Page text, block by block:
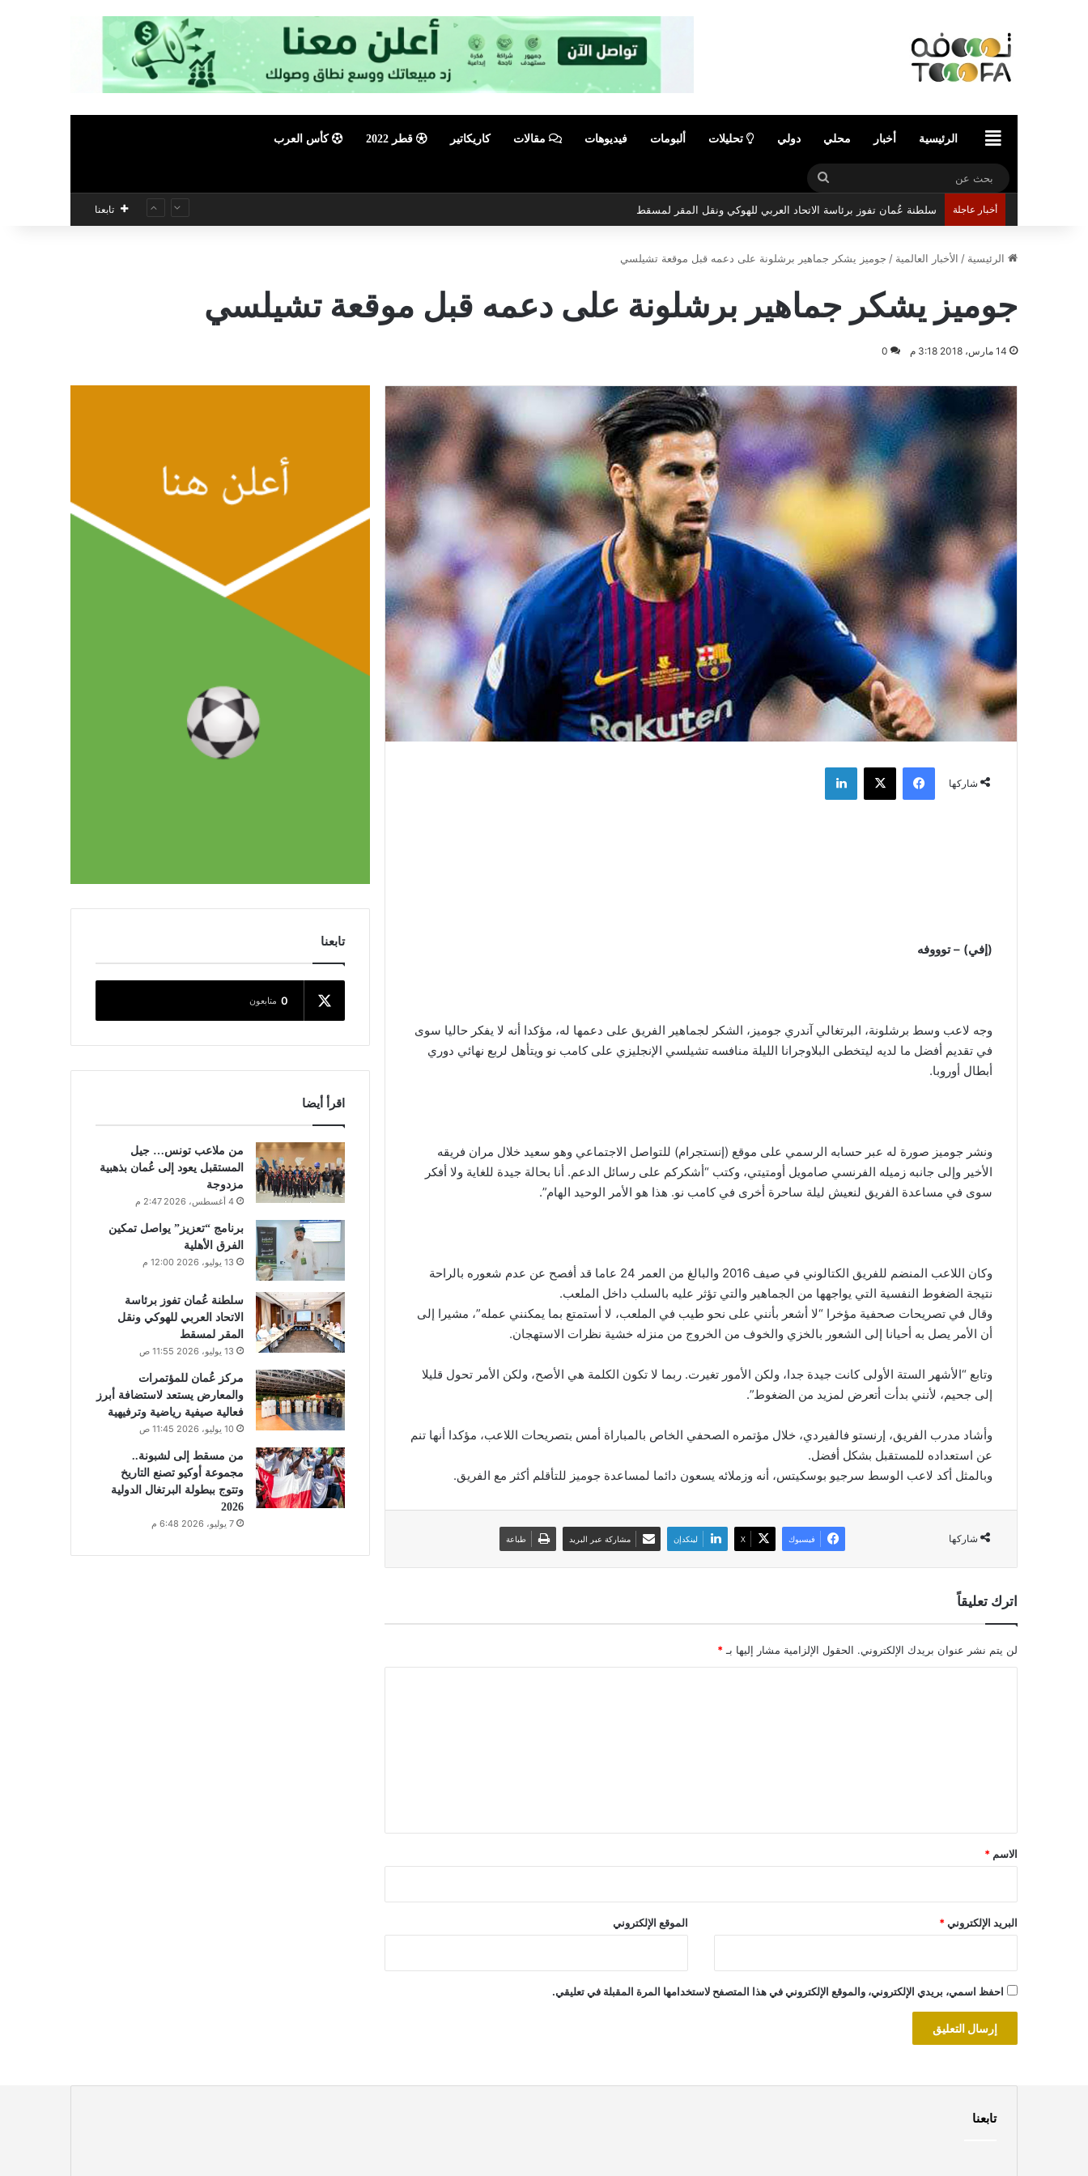
الرئيسيةالرئيسية أخبار محلي دولي تحليلات ألبومات فيديوهات مقالات كاريكاتير قطر 2022 كأس العرب
بحث
عن
أخبار عاجلة سلطنة عُمان تفوز برئاسة الاتحاد العربي للهوكي ونقل المقر لمسقط تابعنا
الرئيسية / الأخبار العالمية / جوميز يشكر جماهير برشلونة على دعمه قبل موقعة تشيلسي
جوميز يشكر جماهير برشلونة على دعمه قبل موقعة تشيلسي
14 مارس، 2018 3:18 م 0
شاركها
فيسبوك ‫X لينكدإن
(إفي) – توووفه
وجه لاعب وسط برشلونة، البرتغالي آندري جوميز، الشكر لجماهير الفريق على دعمها له، مؤكدا أنه لا يفكر حاليا سوى
في تقديم أفضل ما لديه ليتخطى البلاوجرانا الليلة منافسه تشيلسي الإنجليزي على كامب نو ويتأهل لربع نهائي دوري
أبطال أوروبا.
ونشر جوميز صورة له عبر حسابه الرسمي على موقع (إنستجرام) للتواصل الاجتماعي وهو سعيد خلال مران فريقه
الأخير وإلى جانبه زميله الفرنسي صامويل أومتيتي، وكتب “أشكركم على رسائل الدعم. أنا بحالة جيدة للغاية ولا أفكر
سوى في مساعدة الفريق لنعيش ليلة ساحرة أخرى في كامب نو. هذا هو الأمر الوحيد الهام”.
وكان اللاعب المنضم للفريق الكتالوني في صيف 2016 والبالغ من العمر 24 عاما قد أفصح عن عدم شعوره بالراحة
نتيجة الضغوط النفسية التي يواجهها من الجماهير والتي تؤثر عليه بالسلب داخل الملعب.
وقال في تصريحات صحفية مؤخرا “لا أشعر بأنني على نحو طيب في الملعب، لا أستمتع بما يمكنني عمله”، مشيرا إلى
أن الأمر يصل به أحيانا إلى الشعور بالخزي والخوف من الخروج من منزله خشية نظرات الاستهجان.
وتابع “الأشهر الستة الأولى كانت جيدة جدا، ولكن الأمور تغيرت. ربما لا تكون الكلمة هي الأصح، ولكن الأمر تحول قليلا
إلى جحيم، لأنني بدأت أتعرض لمزيد من الضغوط”.
وأشاد مدرب الفريق، إرنستو فالفيردي، خلال مؤتمره الصحفي الخاص بالمباراة أمس بتصريحات اللاعب، مؤكدا أنها تنم
عن استعداده للمستقبل بشكل أفضل.
وبالمثل أكد لاعب الوسط سرجيو بوسكيتس، أنه وزملائه يسعون دائما لمساعدة جوميز للتأقلم أكثر مع الفريق.
شاركها فيسبوك ‫X لينكدإن مشاركة عبر البريد طباعة
اترك تعليقاً
لن يتم نشر عنوان بريدك الإلكتروني. الحقول الإلزامية مشار إليها بـ *
*
الاسم *
البريد الإلكتروني* الموقع الإلكتروني
احفظ اسمي، بريدي الإلكتروني، والموقع الإلكتروني في هذا المتصفح لاستخدامها المرة المقبلة في تعليقي.
تابعنا
0 متابعون
اقرأ أيضا
من ملاعب تونس… جيل
المستقبل يعود إلى عُمان بذهبية
مزدوجة
4 أغسطس، 2026 2:47 م
برنامج “تعزيز” يواصل تمكين
الفرق الأهلية
13 يوليو، 2026 12:00 م
سلطنة عُمان تفوز برئاسة
الاتحاد العربي للهوكي ونقل
المقر لمسقط
13 يوليو، 2026 11:55 ص
مركز عُمان للمؤتمرات
والمعارض يستعد لاستضافة أبرز
فعالية صيفية رياضية وترفيهية
10 يوليو، 2026 11:45 ص
من مسقط إلى لشبونة..
مجموعة أوكيو تصنع التاريخ
وتتوج ببطولة البرتغال الدولية
2026
7 يوليو، 2026 6:48 م
تابعنا